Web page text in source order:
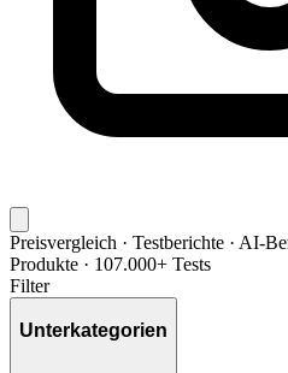
Preisvergleich · Testberichte · AI-
Produkte · 107.000+ Tests
Filter
Unterkategorien